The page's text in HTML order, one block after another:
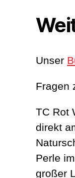
Unser
Fragen
TC Rot
direkt
Perle
großer